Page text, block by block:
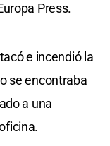
Press.
e incendió la
se encontraba
a una